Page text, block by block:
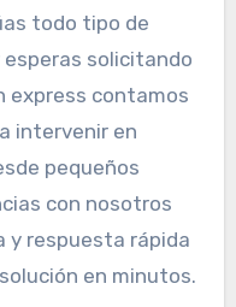
todo tipo de
solicitando
express contamos
intervenir en
pequeños
con nosotros
y respuesta rápida
en minutos.